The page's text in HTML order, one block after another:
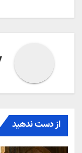
از دست ندهید